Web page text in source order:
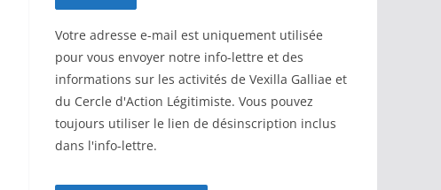
Votre adresse e-mail est uniquement utilisée
pour vous envoyer notre info-lettre et des
informations sur les activités de Vexilla Galliae et
du Cercle d'Action Légitimiste. Vous pouvez
toujours utiliser le lien de désinscription inclus
dans l'info-lettre.